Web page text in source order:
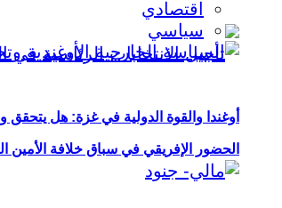
الحضور الإفريقي في سباق خلافة الأمين
اقتصادي
سياسي
أوغندا والقوة الدولية في غزة: هل